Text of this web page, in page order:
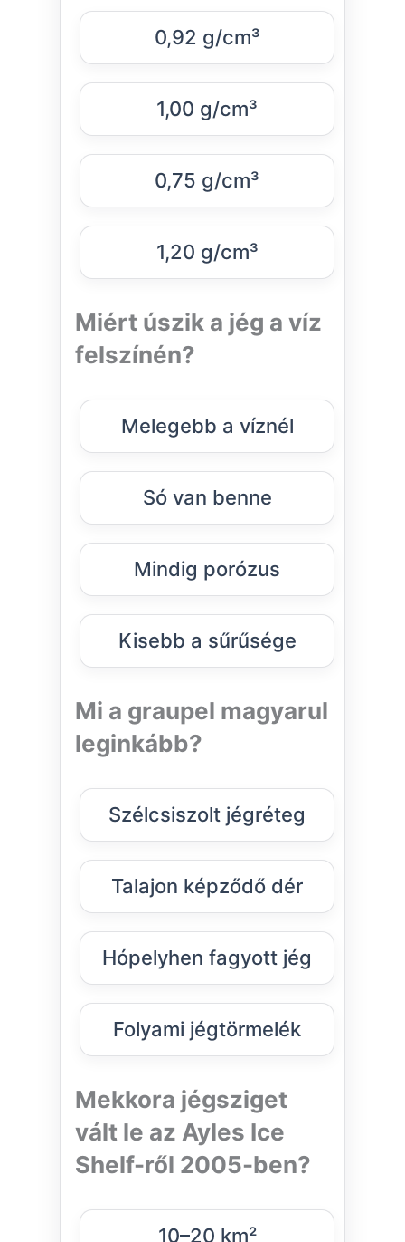
0,92 g/cm³
1,00 g/cm³
0,75 g/cm³
1,20 g/cm³
Miért úszik a jég a víz
felszínén?
Melegebb a víznél
Só van benne
Mindig porózus
Kisebb a sűrűsége
Mi a graupel magyarul
leginkább?
Szélcsiszolt jégréteg
Talajon képződő dér
Hópelyhen fagyott jég
Folyami jégtörmelék
Mekkora jégsziget
vált le az Ayles Ice
Shelf-ről 2005-ben?
10–20 km²